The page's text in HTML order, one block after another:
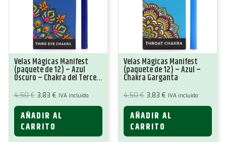
Velas Mágicas Manifest
(paquete de 12) – Azul
Oscuro – Chakra del Tercer
4,50€ El
original
era:
4,50 €.
3,83 € El
actual
es:
3,83 €.
IVA incluido
AÑADIR AL
CARRITO
Velas Mágicas Manifest
(paquete de 12) – Azul –
Chakra Garganta
4,50€ El
original
era:
4,50 €.
3,83 € El
actual
es:
3,83 €.
IVA incluido
AÑADIR AL
CARRITO